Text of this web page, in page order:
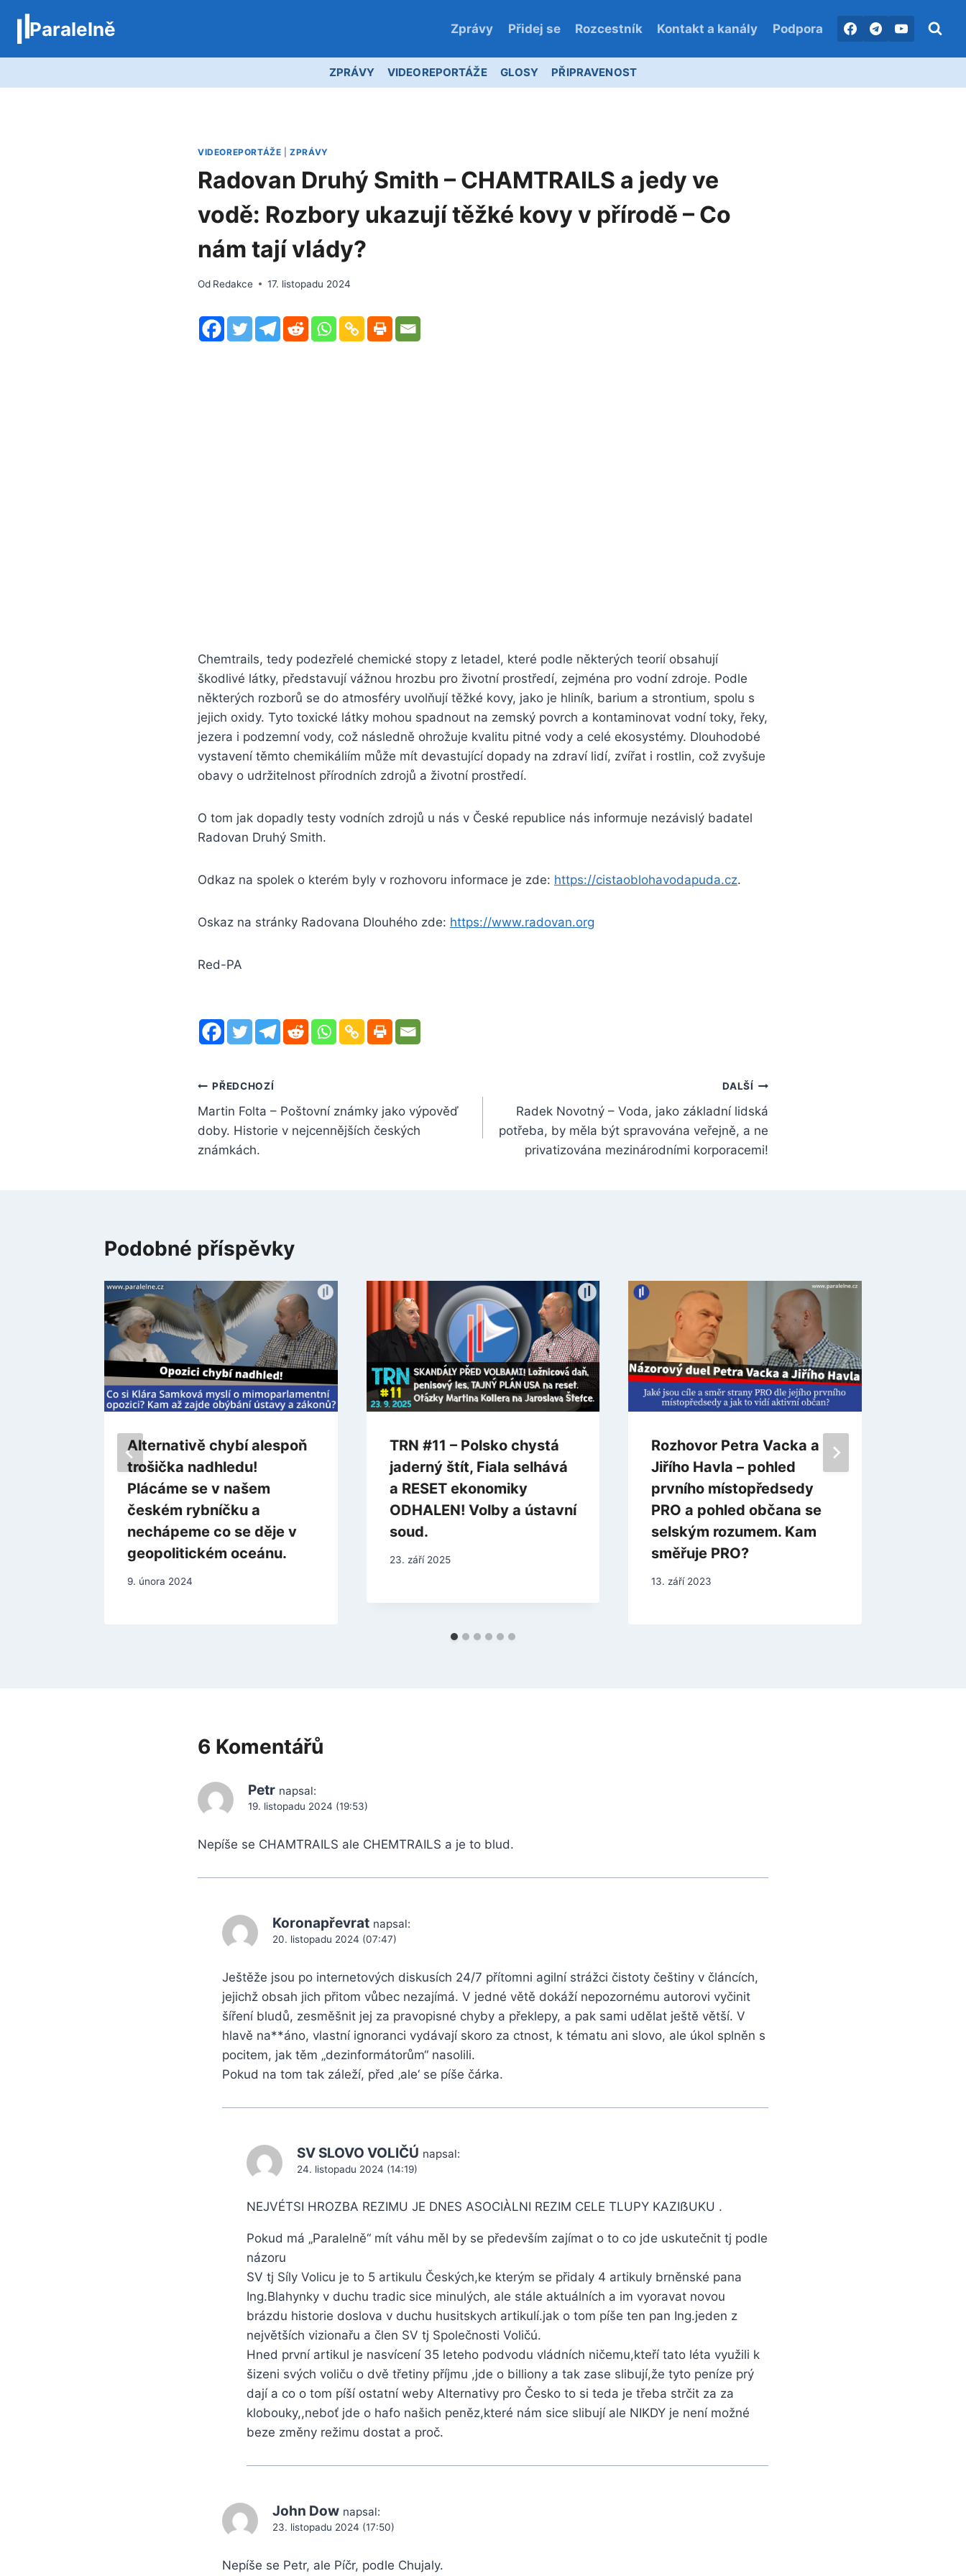
obsah
Paralelně Zprávy Přidej se Rozcestník Kontakt a kanály Podpora
ZPRÁVY VIDEOREPORTÁŽE GLOSY PŘIPRAVENOST
VIDEOREPORTÁŽE |ZPRÁVY
Radovan Druhý Smith – CHAMTRAILS a jedy ve
vodě: Rozbory ukazují těžké kovy v přírodě – Co
nám tají vlády?
Od Redakce 17. listopadu 2024
Chemtrails, tedy podezřelé chemické stopy z letadel, které podle některých teorií obsahují
škodlivé látky, představují vážnou hrozbu pro životní prostředí, zejména pro vodní zdroje. Podle
některých rozborů se do atmosféry uvolňují těžké kovy, jako je hliník, barium a strontium, spolu s
jejich oxidy. Tyto toxické látky mohou spadnout na zemský povrch a kontaminovat vodní toky, řeky,
jezera i podzemní vody, což následně ohrožuje kvalitu pitné vody a celé ekosystémy. Dlouhodobé
vystavení těmto chemikáliím může mít devastující dopady na zdraví lidí, zvířat i rostlin, což zvyšuje
obavy o udržitelnost přírodních zdrojů a životní prostředí.
O tom jak dopadly testy vodních zdrojů u nás v České republice nás informuje nezávislý badatel
Radovan Druhý Smith.
Odkaz na spolek o kterém byly v rozhovoru informace je zde: https://cistaoblohavodapuda.cz.
Oskaz na stránky Radovana Dlouhého zde: https://www.radovan.org
Red-PA
Navigace
pro
příspěvek
PŘEDCHOZÍ
Martin Folta – Poštovní známky jako výpověď
doby. Historie v nejcennějších českých
známkách.
DALŠÍ
Radek Novotný – Voda, jako základní lidská
potřeba, by měla být spravována veřejně, a ne
privatizována mezinárodními korporacemi!
Podobné příspěvky
Alternativě chybí alespoň
trošička nadhledu!
Plácáme se v našem
českém rybníčku a
nechápeme co se děje v
geopolitickém oceánu.
9. února 2024
TRN #11 – Polsko chystá
jaderný štít, Fiala selhává
a RESET ekonomiky
ODHALEN! Volby a ústavní
soud.
23. září 2025
Rozhovor Petra Vacka a
Jiřího Havla – pohled
prvního místopředsedy
PRO a pohled občana se
selským rozumem. Kam
směřuje PRO?
13. září 2023
6 Komentářů
Petr napsal:
19. listopadu 2024 (19:53)
Nepíše se CHAMTRAILS ale CHEMTRAILS a je to blud.
Koronapřevrat napsal:
20. listopadu 2024 (07:47)
Ještěže jsou po internetových diskusích 24/7 přítomni agilní strážci čistoty češtiny v článcích,
jejichž obsah jich přitom vůbec nezajímá. V jedné větě dokáží nepozornému autorovi vyčinit
šíření bludů, zesměšnit jej za pravopisné chyby a překlepy, a pak sami udělat ještě větší. V
hlavě na**áno, vlastní ignoranci vydávají skoro za ctnost, k tématu ani slovo, ale úkol splněn s
pocitem, jak těm „dezinformátorům“ nasolili.
Pokud na tom tak záleží, před ‚ale‘ se píše čárka.
SV SLOVO VOLIČÚ napsal:
24. listopadu 2024 (14:19)
NEJVÉTSI HROZBA REZIMU JE DNES ASOCIÀLNI REZIM CELE TLUPY KAZIẞUKU .
Pokud má „Paralelně“ mít váhu měl by se především zajímat o to co jde uskutečnit tj podle
názoru
SV tj Síly Volicu je to 5 artikulu Českých,ke kterým se přidaly 4 artikuly brněnské pana
Ing.Blahynky v duchu tradic sice minulých, ale stále aktuálních a im vyoravat novou
brázdu historie doslova v duchu husitskych artikulí.jak o tom píše ten pan Ing.jeden z
největších vizionařu a člen SV tj Společnosti Voličú.
Hned první artikul je nasvícení 35 leteho podvodu vládních ničemu,kteří tato léta využili k
šizeni svých voliču o dvě třetiny příjmu ,jde o billiony a tak zase slibují,že tyto peníze prý
dají a co o tom píší ostatní weby Alternativy pro Česko to si teda je třeba strčit za za
klobouky,,neboť jde o hafo našich peněz,které nám sice slibují ale NIKDY je není možné
beze změny režimu dostat a proč.
John Dow napsal:
23. listopadu 2024 (17:50)
Nepíše se Petr, ale Píčr, podle Chujaly.